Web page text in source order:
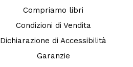
Compriamo libri
Condizioni di Vendita
Dichiarazione di Accessibilità
Garanzie